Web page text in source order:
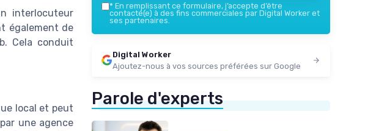
interlocuteur
également de
Cela conduit
local et peut
une agence
* En remplissant ce formulaire, j’accepte d’être
contacté(e) à des fins commerciales par Digital Worker et
ses partenaires.
Digital Worker
Ajoutez-nous à vos sources préférées sur Google
Parole d'experts